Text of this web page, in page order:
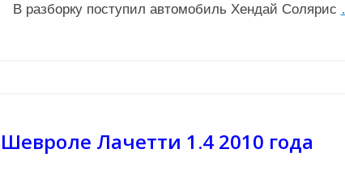
В разборку поступил автомобиль Хендай Солярис
Шевроле Лачетти 1.4 2010 года